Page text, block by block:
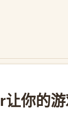
你的游